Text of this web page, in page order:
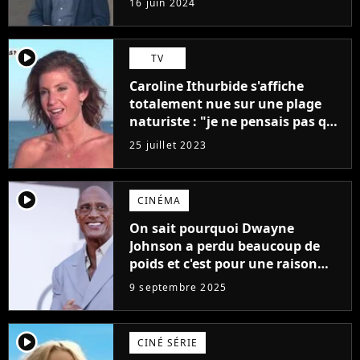
médiocres jamais réalisés"
player2 TV
Caroline Ithurbide s'affiche
totalement nue sur une plage
naturiste : "je ne pensais pas que
j'arriverais à le faire..."
25 juillet 2023
player2 CINÉMA
On sait pourquoi Dwayne
Johnson a perdu beaucoup de
poids et c'est pour une raison
importante
9 septembre 2025
player2 CINÉ SÉRIE